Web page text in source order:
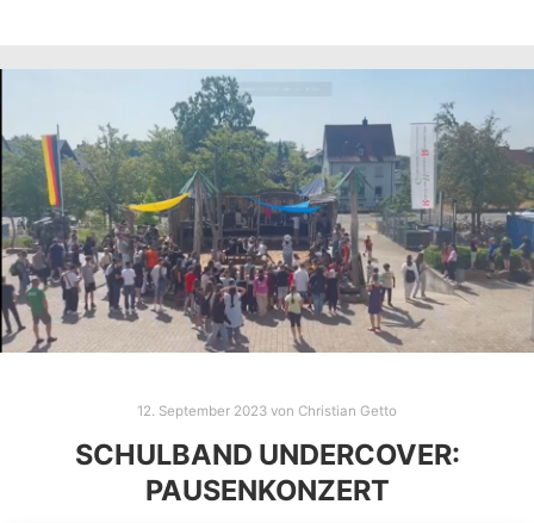
12. September 2023 von Christian Getto
SCHULBAND UNDERCOVER:
PAUSENKONZERT